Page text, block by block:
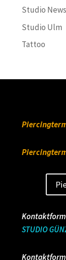
Studio News
Studio Ulm
Tattoo
STUDIO